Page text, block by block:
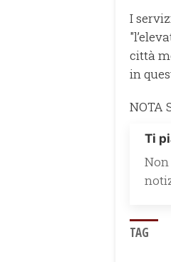
I
città
in
NOTA
Ti
TAG